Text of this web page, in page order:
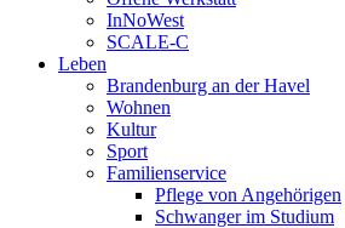
InNoWest
SCALE-C
Leben
Brandenburg an der Havel
Wohnen
Kultur
Sport
Familienservice
Pflege von Angehörigen
Schwanger im Studium